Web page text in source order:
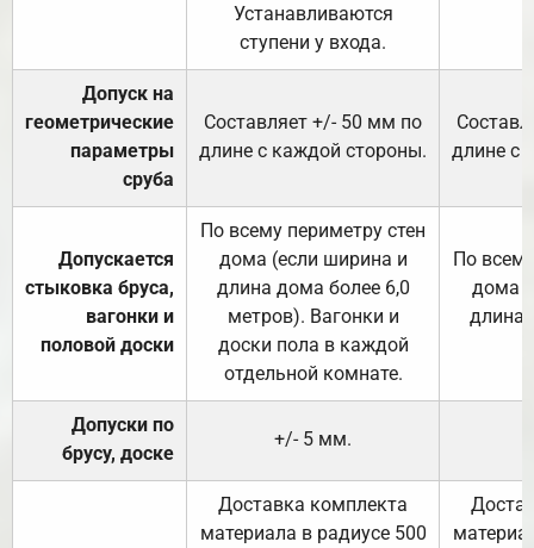
Устанавливаются
ступени у входа.
Допуск на
геометрические
параметры
сруба
Составляет +/- 50 мм по
длине с каждой стороны.
длине с
Допускается
стыковка бруса,
вагонки и
половой доски
По всему периметру стен
дома (если ширина и
длина дома более 6,0
метров). Вагонки и
доски пола в каждой
отдельной комнате.
По
дома
длина
Допуски по
брусу, доске
+/- 5 мм.
Доставка комплекта
материала в радиусе 500